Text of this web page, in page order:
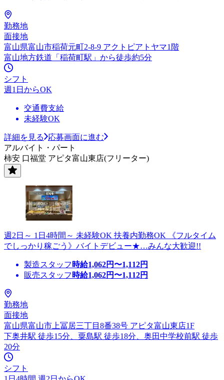
勤務地
面接地
富山県富山市稲荷元町2-8-9 アクトピアトヤマ1階
富山地方鉄道「稲荷町駅」から徒歩約5分
シフト
週1日からOK
交通費支給
未経験OK
詳細を見る
応募画面に進む
アルバイト・パート
柿安 口福堂 アピタ富山東店(フリーター)
週2日～ 1日4時間～ 未経験OK 扶養内勤務OK 《フルタイム
でしっかり稼ごう》バイトデビュー★…みんな大歓迎!!
製造スタッフ 時給1,062円〜1,112円
販売スタッフ 時給1,062円〜1,112円
勤務地
面接地
富山県富山市上冨居三丁目8番38号 アピタ富山東店1F
下奥井駅 徒歩15分、粟島駅 徒歩18分、奥田中学校前駅 徒歩
20分
シフト